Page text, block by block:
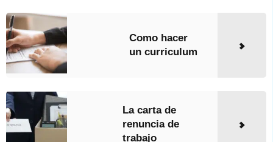
Como hacer
un curriculum
La carta de
renuncia de
trabajo